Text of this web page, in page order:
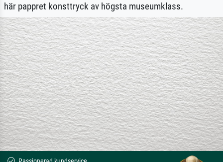
här pappret konsttryck av högsta museumklass.